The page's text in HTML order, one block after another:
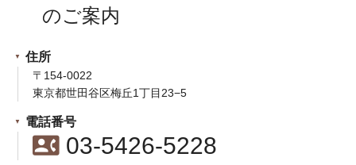
住所
〒154-0022
東京都世田谷区梅丘1丁目23−5
電話番号
contact_phone03-5426-5228